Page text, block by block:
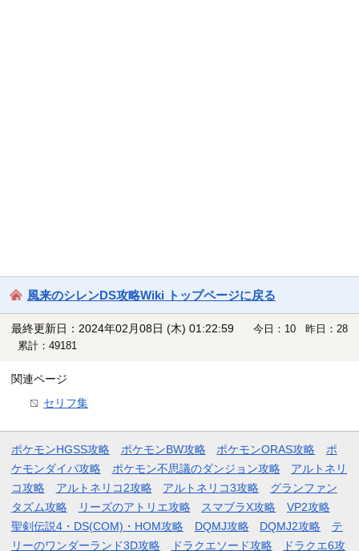
風来のシレンDS攻略Wiki トップページに戻る
最終更新日：2024年02月08日 (木) 01:22:59
今日：10 昨日：28
累計：49181
関連ページ
セリフ集
ポケモンHGSS攻略 ポケモンBW攻略 ポケモンORAS攻略
ポ
ケモンダイパ攻略
ポケモン不思議のダンジョン攻略
アルトネリ
コ攻略
アルトネリコ2攻略 アルトネリコ3攻略
グランファン
タズム攻略
リーズのアトリエ攻略 スマブラX攻略
VP2攻略
聖剣伝説4・DS(COM)・HOM攻略
DQMJ攻略 DQMJ2攻略
テ
リーのワンダーランド3D攻略
ドラクエソード攻略 ドラクエ6攻